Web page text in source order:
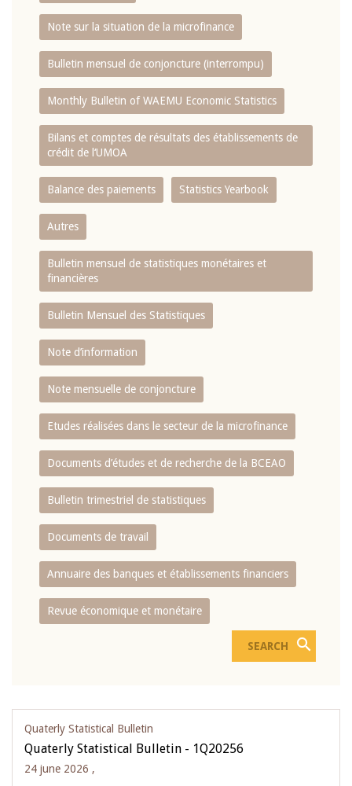
Note sur la situation de la microfinance
Bulletin mensuel de conjoncture (interrompu)
Monthly Bulletin of WAEMU Economic Statistics
Bilans et comptes de résultats des établissements de
crédit de l‘UMOA
Balance des paiements Statistics Yearbook
Autres
Bulletin mensuel de statistiques monétaires et
financières
Bulletin Mensuel des Statistiques
Note d’information
Note mensuelle de conjoncture
Etudes réalisées dans le secteur de la microfinance
Documents d’études et de recherche de la BCEAO
Bulletin trimestriel de statistiques
Documents de travail
Annuaire des banques et établissements financiers
Revue économique et monétaire
Quaterly Statistical Bulletin
Quaterly Statistical Bulletin - 1Q20256
24 june 2026 ,